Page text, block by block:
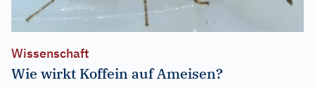
Wissenschaft
Wie wirkt Koffein auf Ameisen?